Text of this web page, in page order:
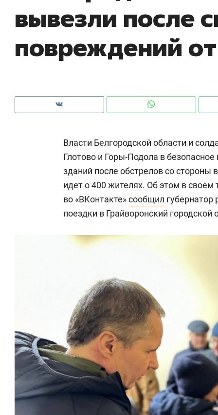
вывезли после
повреждений
Власти Белгородской области и
Глотово и Горы-Подола в
зданий после обстрелов со
идет о 400 жителях. Об этом в своем
во «ВКонтакте»сообщил губернатор
поездки в Грайворонский городской
чем интересен Оман?
Рекомендуем
Как ГК «МИР ГРУПП» и ВТБ
создают оазис жилого
комфорта под Казанью
Рекомендуем
ID вместо